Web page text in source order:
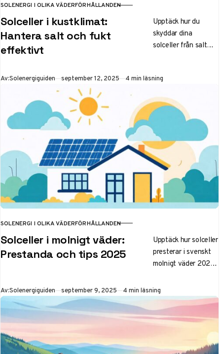
KATEGORI
SOLENERGI I OLIKA VÄDERFÖRHÅLLANDEN
Solceller i kustklimat:
Hantera salt och fukt
effektivt
Upptäck hur du
skyddar dina
solceller från salt
materialval,
underhåll för
maximal livslängd
2025.
Av:Solenergiguiden Publicerad
september 12, 2025 4 min läsning
KATEGORI
SOLENERGI I OLIKA VÄDERFÖRHÅLLANDEN
Solceller i molnigt väder:
Prestanda och tips 2025
Upptäck hur solceller
presterar i svenskt
molnigt väder 2025.
som perovskit,
optimeringstips och
varför kustklimat
faktiskt kan vara
fördelaktigt för din
investering.
Av:Solenergiguiden Publicerad
september 9, 2025 4 min läsning